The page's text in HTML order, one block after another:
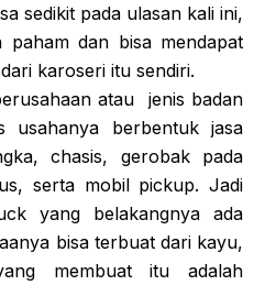
sedikit pada ulasan kali ini,
paham dan bisa mendapat
karoseri itu sendiri.
atau jenis badan
usahanya berbentuk jasa
chasis, gerobak pada
serta mobil pickup. Jadi
yang belakangnya ada
bisa terbuat dari kayu,
membuat itu adalah